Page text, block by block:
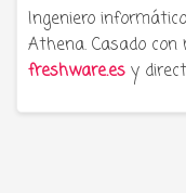
Ingeniero
Athena. Casado
freshware.es y